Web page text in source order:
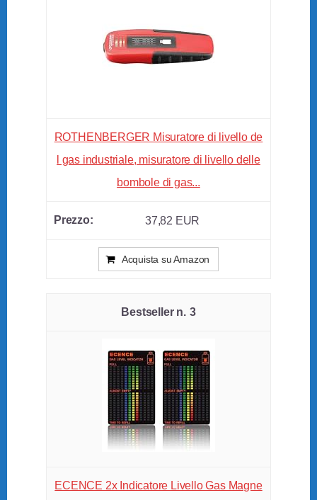
ROTHENBERGER Misuratore di livello de
l gas industriale, misuratore di livello delle
bombole di gas...
37,82 EUR
Acquista su Amazon
3
ECENCE 2x Indicatore Livello Gas Magne